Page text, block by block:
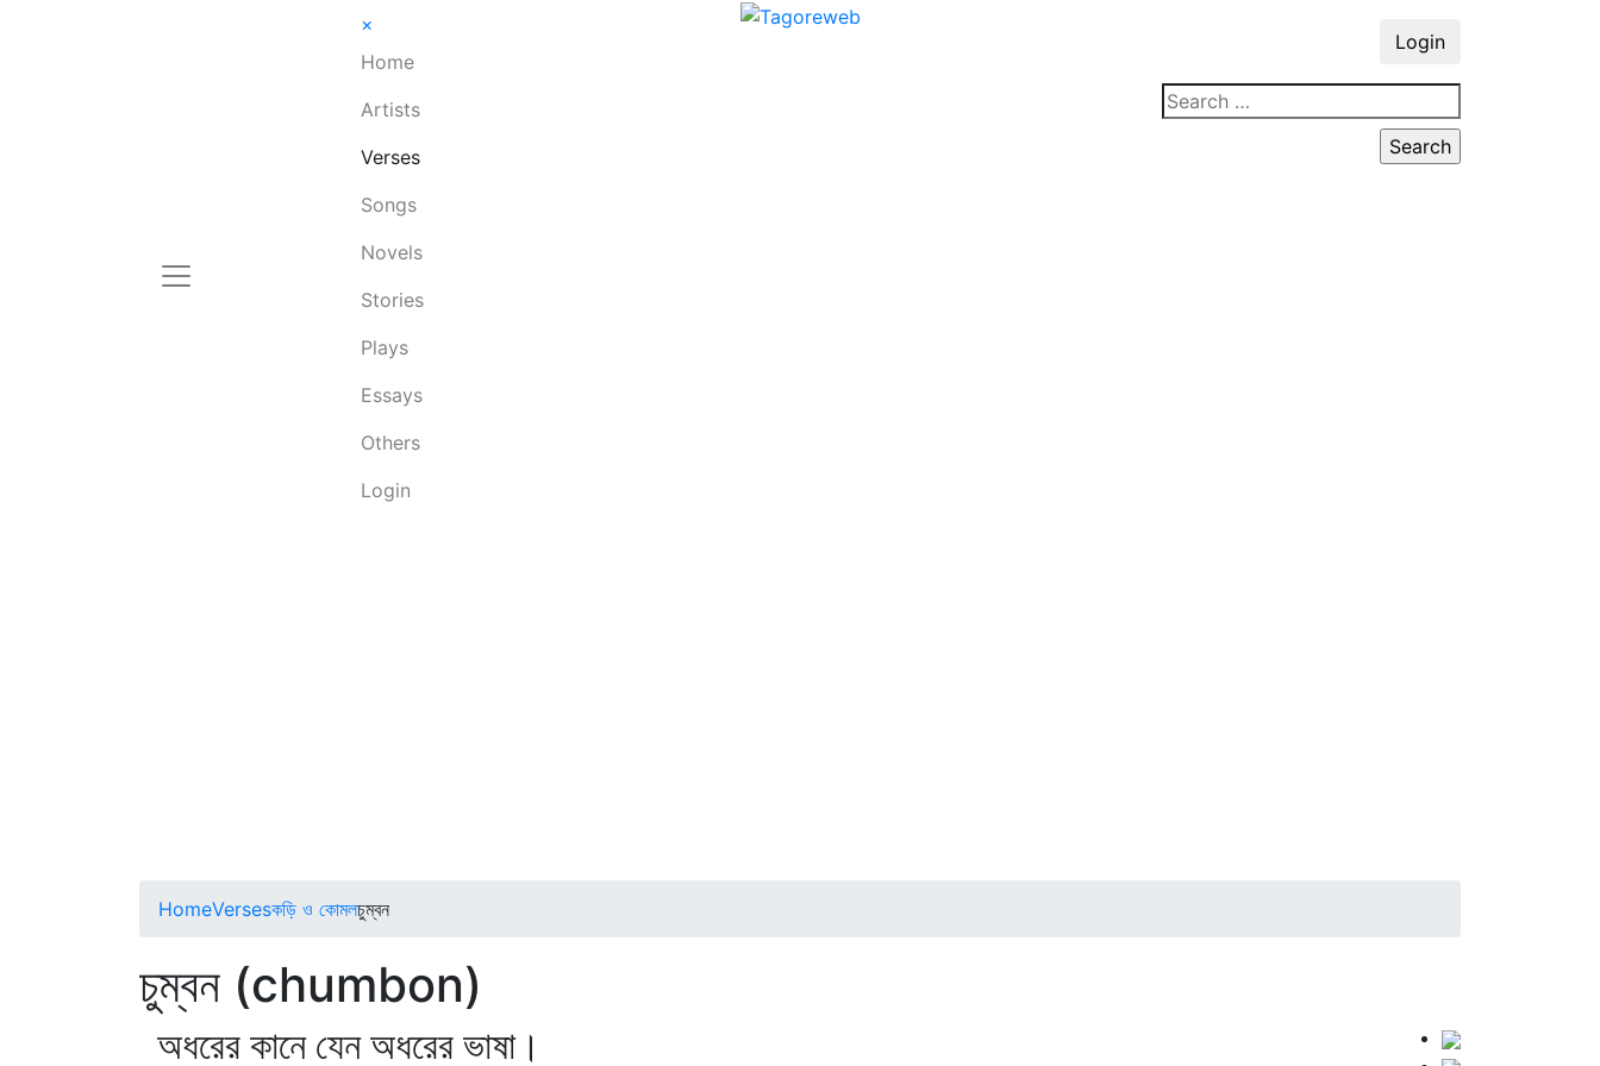
×
Home
Artists
Verses
Songs
Novels
Stories
Plays
Essays
Others
Login
Login
HomeVersesকড়ি ও কোমলচুম্বন
চুম্বন (chumbon)
অধরের কানে যেন অধরের ভাষা।